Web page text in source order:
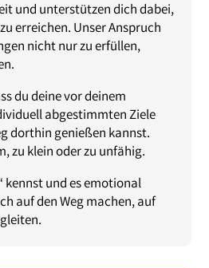
und unterstützen dich dabei,
erreichen. Unser Anspruch
nicht nur zu erfüllen,
du deine vor deinem
abgestimmten Ziele
dorthin genießen kannst.
zu klein oder zu unfähig.
kennst und es emotional
auf den Weg machen, auf